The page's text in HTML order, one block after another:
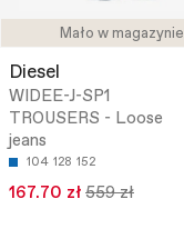
Mało w magazynie
Diesel
WIDEE-J-SP1
TROUSERS - Loose
jeans
104 128 152
167.70 zł 559 zł